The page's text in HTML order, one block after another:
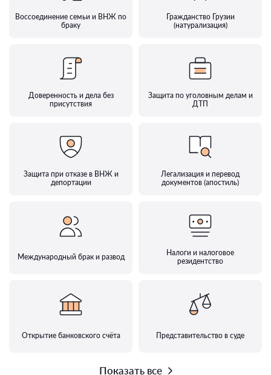
Воссоединение семьи и ВНЖ по
браку
Гражданство Грузии
(натурализация)
Доверенность и дела без
присутствия
Защита по уголовным делам и
ДТП
Защита при отказе в ВНЖ и
депортации
Легализация и перевод
документов (апостиль)
Международный брак и развод
Налоги и налоговое
резидентство
Открытие банковского счёта Представительство в суде
Показать все